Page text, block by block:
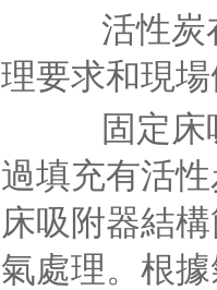
活性炭在
理要求和現
固定床吸
過填充有活
床吸附器結
氣處理。根